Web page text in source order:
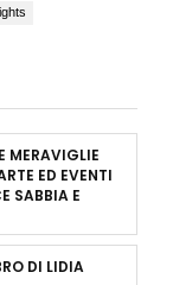
MERAVIGLIE
ED EVENTI
SABBIA E
DI LIDIA